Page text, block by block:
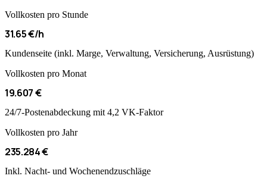
Vollkosten pro Stunde
31.65 €/h
Kundenseite (inkl. Marge, Verwaltung, Versicherung, Ausrüstung)
Vollkosten pro Monat
19.607 €
24/7-Postenabdeckung mit 4,2 VK-Faktor
Vollkosten pro Jahr
235.284 €
Inkl. Nacht- und Wochenendzuschläge